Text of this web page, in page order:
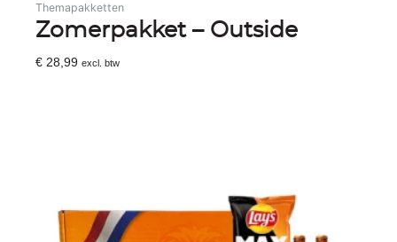
Themapakketten
Zomerpakket – Outside
€ 28,99 excl. btw